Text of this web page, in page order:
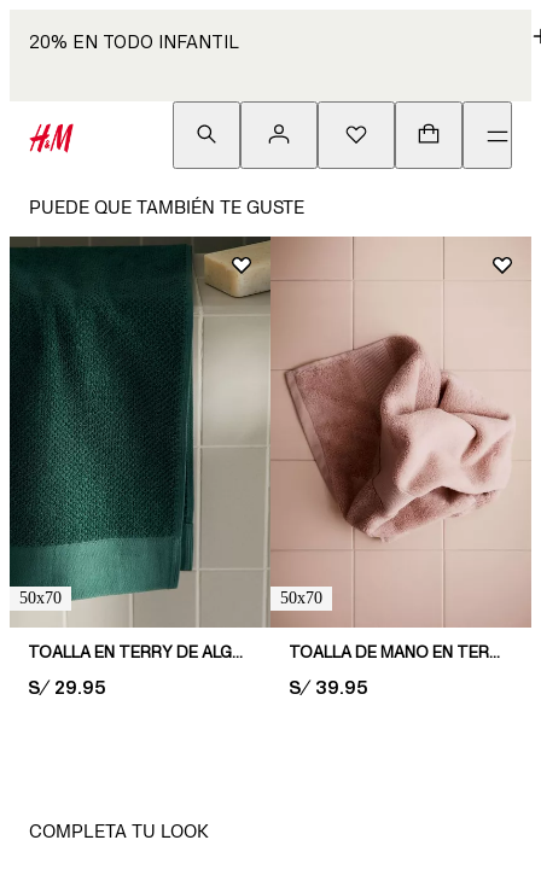
20% EN TODO INFANTIL
PUEDE QUE TAMBIÉN TE GUSTE
50x70
TOALLA EN TERRY DE ALGODÓN
PRICE:
S/ 29.95
50x70
TOALLA DE MANO EN TERRY SUAVE
PRICE:
S/ 39.95
COMPLETA TU LOOK